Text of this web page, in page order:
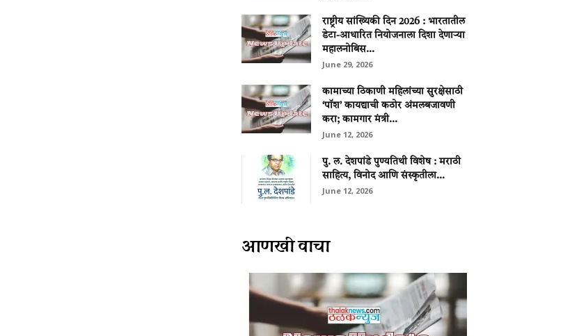
राष्ट्रीय सांख्यिकी दिन 2026 : भारतातील
डेटा-आधारित नियोजनाला दिशा देणाऱ्या
महालनोबिस...
June 29, 2026
कामाच्या ठिकाणी महिलांच्या सुरक्षेसाठी
‘पॉश’ कायद्याची कठोर अंमलबजावणी
करा; कामगार मंत्री...
June 12, 2026
पु. ल. देशपांडे पुण्यतिथी विशेष : मराठी
साहित्य, विनोद आणि संस्कृतीला...
June 12, 2026
आणखी वाचा